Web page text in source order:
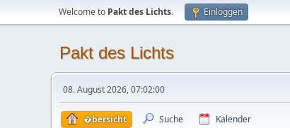
Welcome to Pakt des Lichts. Einloggen
Pakt des Lichts
08. August 2026, 07:02:00
�bersicht Suche Kalender